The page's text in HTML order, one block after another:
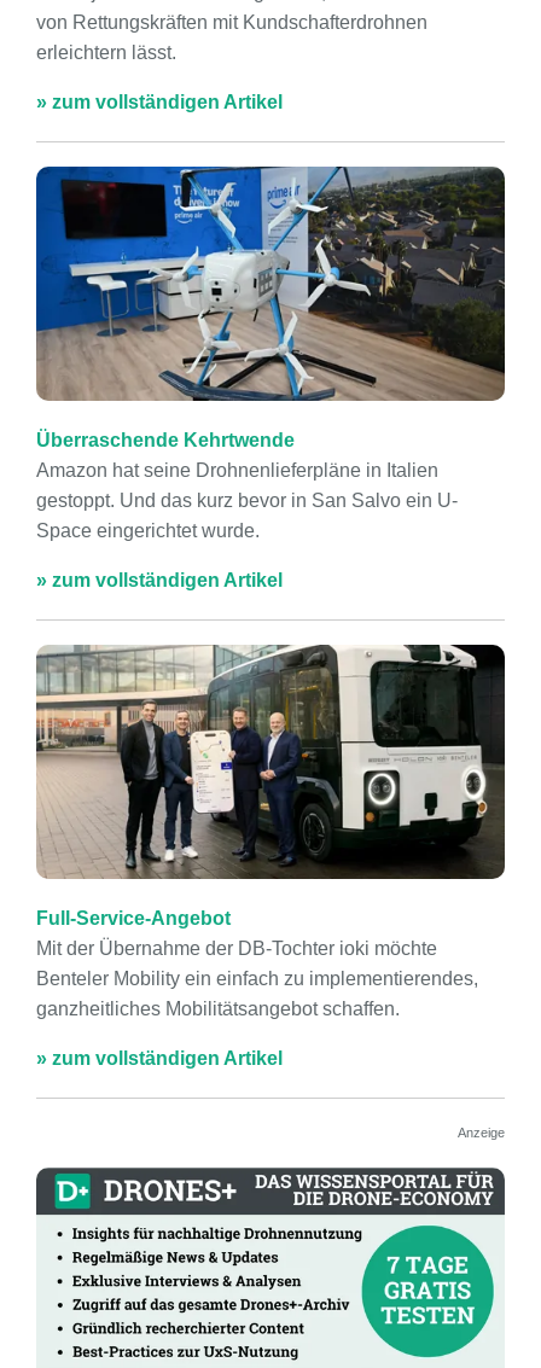
von Rettungskräften mit Kundschafterdrohnen
erleichtern lässt.
» zum vollständigen Artikel
Überraschende Kehrtwende
Amazon hat seine Drohnenlieferpläne in Italien
gestoppt. Und das kurz bevor in San Salvo ein U-
Space eingerichtet wurde.
» zum vollständigen Artikel
Full-Service-Angebot
Mit der Übernahme der DB-Tochter ioki möchte
Benteler Mobility ein einfach zu implementierendes,
ganzheitliches Mobilitätsangebot schaffen.
» zum vollständigen Artikel
Anzeige